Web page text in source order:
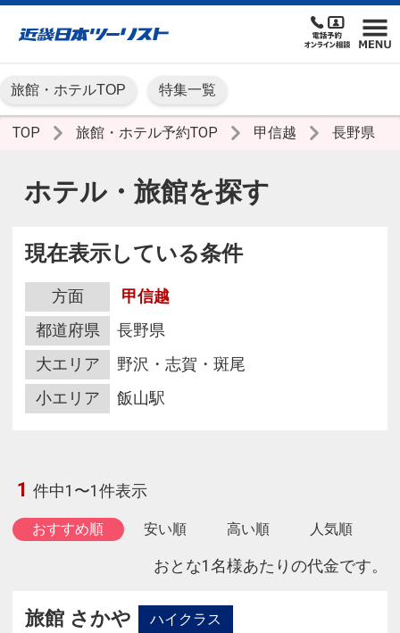
旅館・ホテルTOP 特集一覧
TOP 旅館・ホテル予約TOP 甲信越 長野県
ホテル・旅館を探す
現在表示している条件
方面
甲信越
都道府県
長野県
大エリア
野沢・志賀・斑尾
小エリア
飯山駅
1 件中1〜1件表示
おすすめ順 安い順 高い順 人気順
おとな1名様あたりの代金です。
旅館 さかや
ハイクラス